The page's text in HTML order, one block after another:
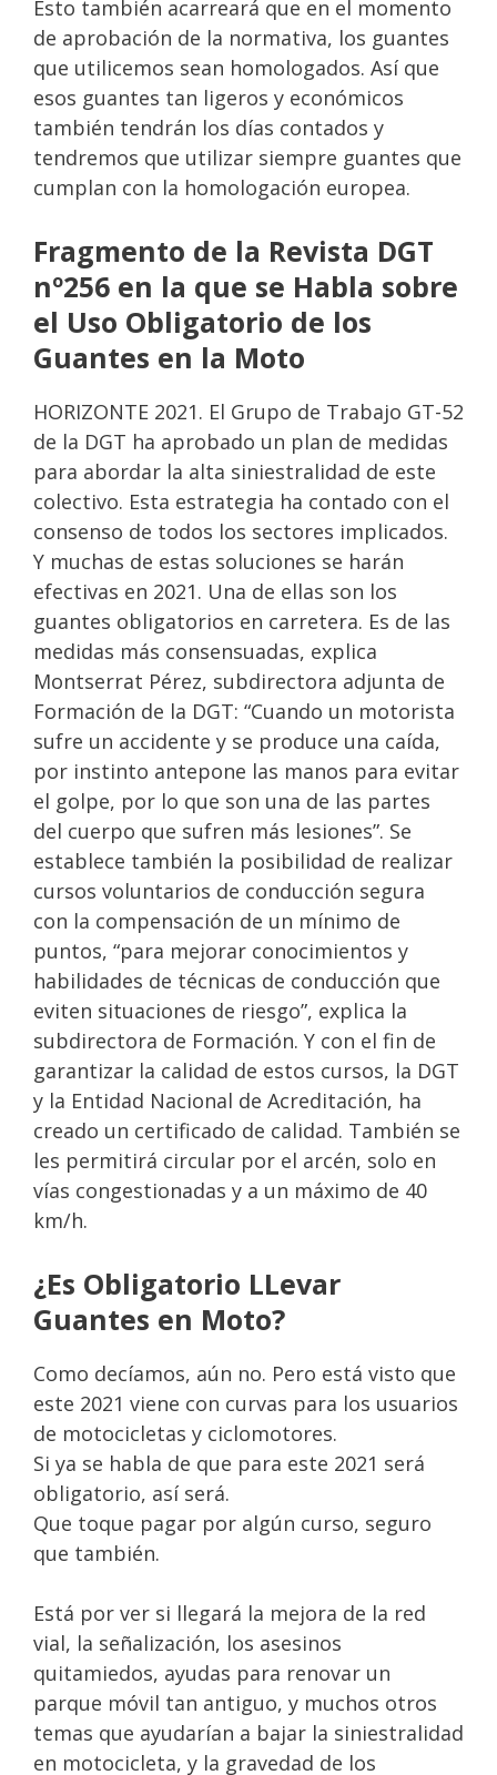
Esto también acarreará que en el momento
de aprobación de la normativa, los guantes
que utilicemos sean homologados. Así que
esos guantes tan ligeros y económicos
también tendrán los días contados y
tendremos que utilizar siempre guantes que
cumplan con la homologación europea.
Fragmento de la Revista DGT
nº256 en la que se Habla sobre
el Uso Obligatorio de los
Guantes en la Moto
HORIZONTE 2021. El Grupo de Trabajo GT-52
de la DGT ha aprobado un plan de medidas
para abordar la alta siniestralidad de este
colectivo. Esta estrategia ha contado con el
consenso de todos los sectores implicados.
Y muchas de estas soluciones se harán
efectivas en 2021. Una de ellas son los
guantes obligatorios en carretera. Es de las
medidas más consensuadas, explica
Montserrat Pérez, subdirectora adjunta de
Formación de la DGT: “Cuando un motorista
sufre un accidente y se produce una caída,
por instinto antepone las manos para evitar
el golpe, por lo que son una de las partes
del cuerpo que sufren más lesiones”. Se
establece también la posibilidad de realizar
cursos voluntarios de conducción segura
con la compensación de un mínimo de
puntos, “para mejorar conocimientos y
habilidades de técnicas de conducción que
eviten situaciones de riesgo”, explica la
subdirectora de Formación. Y con el fin de
garantizar la calidad de estos cursos, la DGT
y la Entidad Nacional de Acreditación, ha
creado un certificado de calidad. También se
les permitirá circular por el arcén, solo en
vías congestionadas y a un máximo de 40
km/h.
¿Es Obligatorio LLevar
Guantes en Moto?
Como decíamos, aún no. Pero está visto que
este 2021 viene con curvas para los usuarios
de motocicletas y ciclomotores.
Si ya se habla de que para este 2021 será
obligatorio, así será.
Que toque pagar por algún curso, seguro
que también.
Está por ver si llegará la mejora de la red
vial, la señalización, los asesinos
quitamiedos, ayudas para renovar un
parque móvil tan antiguo, y muchos otros
temas que ayudarían a bajar la siniestralidad
en motocicleta, y la gravedad de los